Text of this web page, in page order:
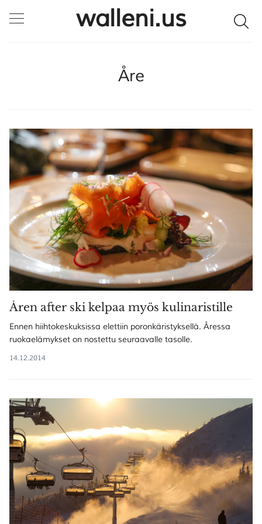
walleni.us
SULJE HAKU ✕
Åre
Åren after ski kelpaa myös kulinaristille
Ennen hiihtokeskuksissa elettiin poronkäristyksellä. Åressa
ruokaelämykset on nostettu seuraavalle tasolle.
14.12.2014